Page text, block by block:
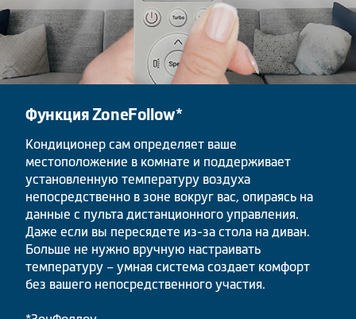
Функция ZoneFollow*
Кондиционер сам определяет ваше
местоположение в комнате и поддерживает
установленную температуру воздуха
непосредственно в зоне вокруг вас, опираясь на
данные с пульта дистанционного управления.
Даже если вы пересядете из-за стола на диван.
Больше не нужно вручную настраивать
температуру – умная система создает комфорт
без вашего непосредственного участия.